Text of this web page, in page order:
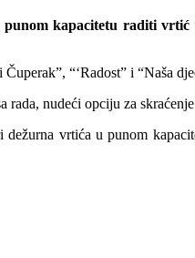
kapacitetu raditi
“‘Radost” i “Naša
nudeći opciju za
vrtića u punom